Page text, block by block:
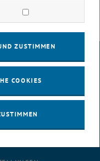
(PDF)
Cookies zulassen
ZUSTIMMEN
COOKIES